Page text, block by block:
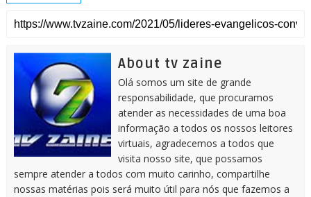
About tv zaine
Olá somos um site de grande
responsabilidade, que procuramos
atender as necessidades de uma boa
informação a todos os nossos leitores
virtuais, agradecemos a todos que
visita nosso site, que possamos
sempre atender a todos com muito carinho, compartilhe
nossas matérias pois será muito útil para nós que fazemos a